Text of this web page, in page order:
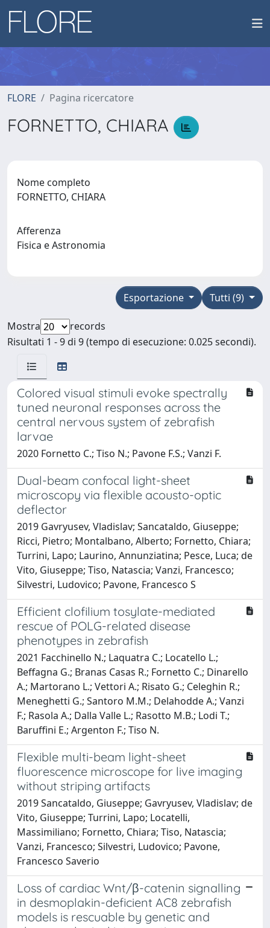
FLORE Pagina ricercatore
FORNETTO, CHIARA
Nome completo
FORNETTO, CHIARA
Afferenza
Fisica e Astronomia
Tutti (9)
Esportazione
Mostra
records
Risultati 1 - 9 di 9 (tempo di esecuzione: 0.025 secondi).
Colored visual stimuli evoke spectrally
tuned neuronal responses across the
central nervous system of zebrafish
larvae
2020 Fornetto C.; Tiso N.; Pavone F.S.; Vanzi F.
Dual-beam confocal light-sheet
microscopy via flexible acousto-optic
deflector
2019 Gavryusev, Vladislav; Sancataldo, Giuseppe;
Ricci, Pietro; Montalbano, Alberto; Fornetto, Chiara;
Turrini, Lapo; Laurino, Annunziatina; Pesce, Luca; de
Vito, Giuseppe; Tiso, Natascia; Vanzi, Francesco;
Silvestri, Ludovico; Pavone, Francesco S
Efficient clofilium tosylate-mediated
rescue of POLG-related disease
phenotypes in zebrafish
2021 Facchinello N.; Laquatra C.; Locatello L.;
Beffagna G.; Branas Casas R.; Fornetto C.; Dinarello
A.; Martorano L.; Vettori A.; Risato G.; Celeghin R.;
Meneghetti G.; Santoro M.M.; Delahodde A.; Vanzi
F.; Rasola A.; Dalla Valle L.; Rasotto M.B.; Lodi T.;
Baruffini E.; Argenton F.; Tiso N.
Flexible multi-beam light-sheet
fluorescence microscope for live imaging
without striping artifacts
2019 Sancataldo, Giuseppe; Gavryusev, Vladislav; de
Vito, Giuseppe; Turrini, Lapo; Locatelli,
Massimiliano; Fornetto, Chiara; Tiso, Natascia;
Vanzi, Francesco; Silvestri, Ludovico; Pavone,
Francesco Saverio
Loss of cardiac Wnt/β-catenin signalling
in desmoplakin-deficient AC8 zebrafish
models is rescuable by genetic and